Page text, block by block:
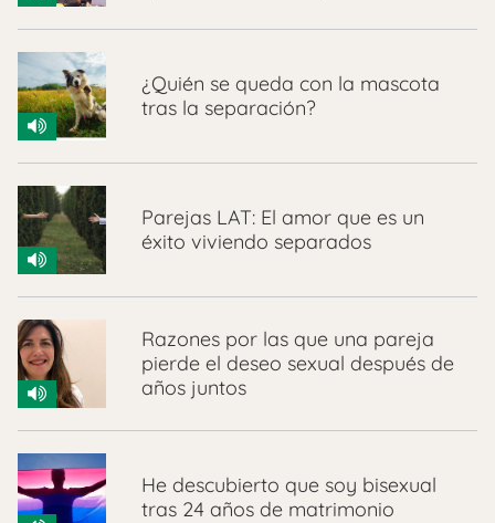
¿Quién se queda con la mascota
tras la separación?
Parejas LAT: El amor que es un
éxito viviendo separados
Razones por las que una pareja
pierde el deseo sexual después de
años juntos
He descubierto que soy bisexual
tras 24 años de matrimonio